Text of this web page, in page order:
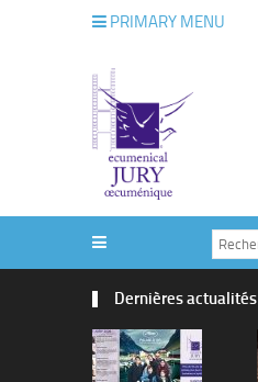
PRIMARY MENU
Dernières actualités